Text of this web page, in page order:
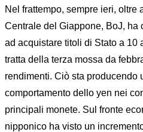
Nel frattempo, sempre ieri, oltre
Centrale del Giappone, BoJ, ha
ad acquistare titoli di Stato a 10
tratta della terza mossa da
rendimenti. Ciò sta producendo
comportamento dello yen nei
principali monete. Sul fronte
nipponico ha visto un